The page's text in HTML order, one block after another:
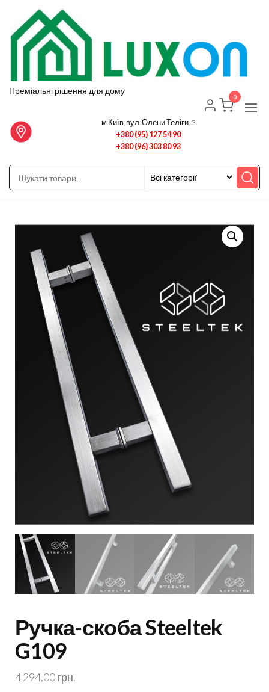
Перейти
вмісту
Преміальні рішення для дому
м.Київ, вул. Олени Теліги, 3
+380 (95) 127 54 90
+380 (96) 303 80 93
0
Ручка-скоба Steeltek
G109
4 294,00грн.